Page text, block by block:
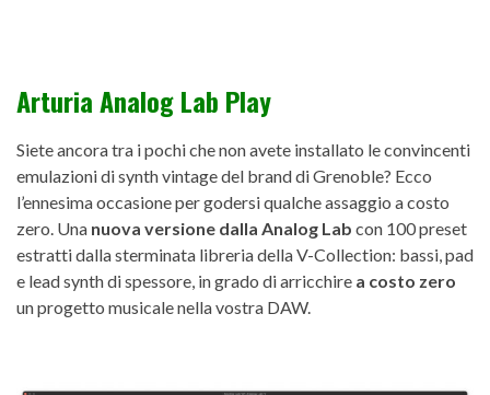
Arturia Analog Lab Play
Siete ancora tra i pochi che non avete installato le convincenti
emulazioni di synth vintage del brand di Grenoble? Ecco
l’ennesima occasione per godersi qualche assaggio a costo
zero. Una nuova versione dalla Analog Lab con 100 preset
estratti dalla sterminata libreria della V-Collection: bassi, pad
e lead synth di spessore, in grado di arricchire a costo zero
un progetto musicale nella vostra DAW.